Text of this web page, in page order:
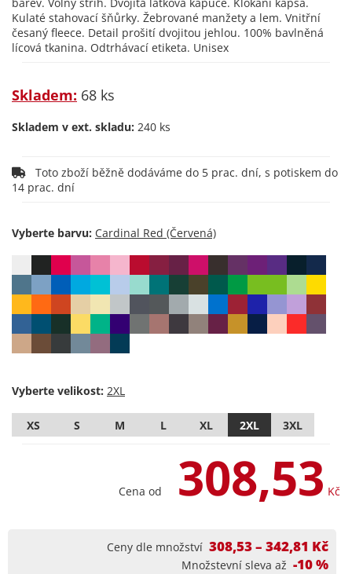
Kulaté stahovací šňůrky. Žebrované manžety a lem. Vnitřní
česaný fleece. Detail prošití dvojitou jehlou. 100% bavlněná
lícová tkanina. Odtrhávací etiketa. Unisex
Skladem: 68 ks
Skladem v ext. skladu: 240 ks
14 prac. dní
Vyberte barvu:
Vyberte velikost:
XS S M L XL 2XL 3XL
Cena od 308,53 Kč
Ceny dle množství 308,53 – 342,81 Kč
Množstevní sleva až -10 %